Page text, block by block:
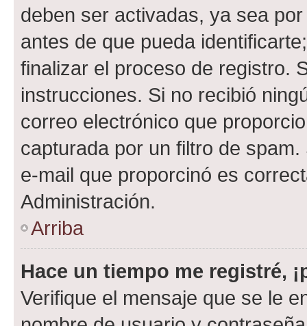
deben ser activadas, ya sea
antes de que pueda
finalizar el proceso de registro.
instrucciones. Si no recibió
correo electrónico que
capturada por un filtro de
e-mail que proporcinó es
Administración.
Arriba
Hace un tiempo me registré,
Verifique el mensaje que se le